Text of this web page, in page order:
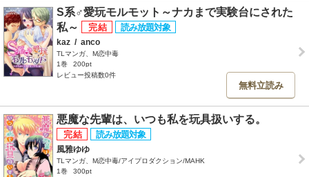
S系♂愛玩モルモット～ナカまで実験台にされた
私～
kaz / anco
TLマンガ、M恋中毒
1巻
200pt
レビュー投稿数0件
無料立読み
悪魔な先輩は、いつも私を玩具扱いする。
風雅ゆゆ
TLマンガ、M恋中毒/アイプロダクション/MAHK
1巻
300pt